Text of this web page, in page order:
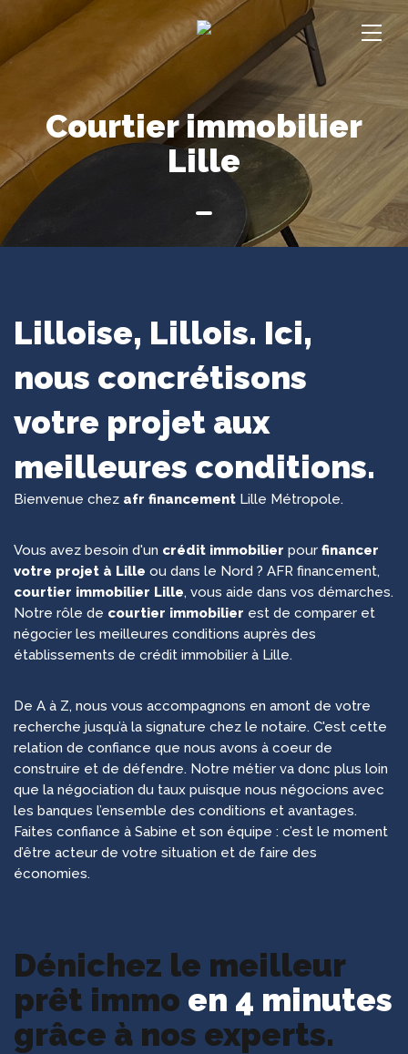
Courtier immobilier
Lille
Lilloise, Lillois. Ici,
nous concrétisons
votre projet aux
meilleures conditions.
Bienvenue chez afr financement Lille Métropole.
Vous avez besoin d'un crédit immobilier pour financer
votre projet à Lille ou dans le Nord ? AFR financement,
courtier immobilier Lille, vous aide dans vos démarches.
Notre rôle de courtier immobilier est de comparer et
négocier les meilleures conditions auprès des
établissements de crédit immobilier à Lille.
De A à Z, nous vous accompagnons en amont de votre
recherche jusqu’à la signature chez le notaire. C'est cette
relation de confiance que nous avons à coeur de
construire et de défendre. Notre métier va donc plus loin
que la négociation du taux puisque nous négocions avec
les banques l’ensemble des conditions et avantages.
Faites confiance à Sabine et son équipe : c’est le moment
d’être acteur de votre situation et de faire des
économies.
Dénichez le meilleur
prêt immo en 4 minutes
grâce à nos experts.